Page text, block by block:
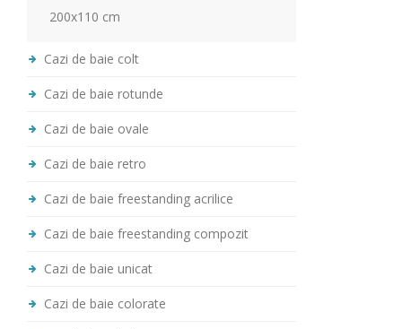
200x110 cm
Cazi de baie colt
Cazi de baie rotunde
Cazi de baie ovale
Cazi de baie retro
Cazi de baie freestanding acrilice
Cazi de baie freestanding compozit
Cazi de baie unicat
Cazi de baie colorate